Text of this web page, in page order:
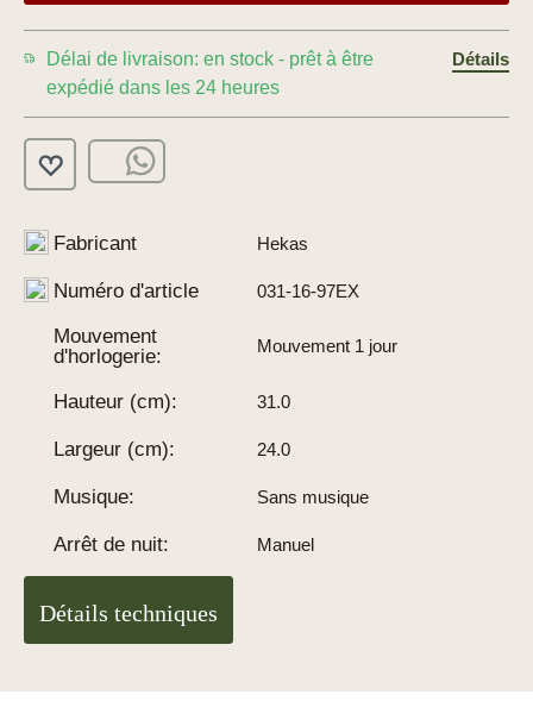
Délai de livraison: en stock - prêt à être
expédié dans les 24 heures
Détails
Fabricant Hekas
Numéro d'article 031-16-97EX
Mouvement
d'horlogerie:
Mouvement 1 jour
Hauteur (cm): 31.0
Largeur (cm): 24.0
Musique: Sans musique
Arrêt de nuit: Manuel
Détails techniques